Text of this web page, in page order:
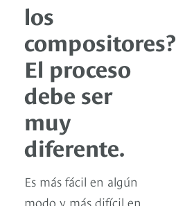
los
compositores?
El proceso
debe ser
muy
diferente.
Es más fácil en algún
modo y más difícil en